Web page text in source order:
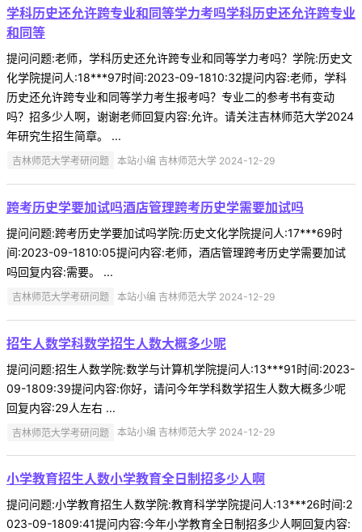
学科历史还允许跨专业和同等学力考吗学科历史还允许跨专业
和同等
提问问题:老师，学科历史还允许跨专业和同等学力考吗？学院:历史文
化学院提问人:18***97时间:2023-09-1810:32提问内容:老师，学科
历史还允许跨专业和同等学力考生报考吗？专业二的参考书有变动
吗？招多少人啊，谢谢老师回复内容:允许。请关注吉林师范大学2024
年研究生招生简章。 ...
吉林师范大学考研问题 本站小编 吉林师范大学 2024-12-29
跨考历史学要加试吗酒店管理跨考历史学需要加试吗
提问问题:跨考历史学要加试吗学院:历史文化学院提问人:17***69时
间:2023-09-1810:05提问内容:老师，酒店管理跨考历史学需要加试
吗回复内容:需要。 ...
吉林师范大学考研问题 本站小编 吉林师范大学 2024-12-29
招生人数学科数学招生人数大概多少呢
提问问题:招生人数学院:数学与计算机学院提问人:13***91时间:2023-
09-1809:39提问内容:你好，请问今年学科数学招生人数大概多少呢
回复内容:29人左右 ...
吉林师范大学考研问题 本站小编 吉林师范大学 2024-12-29
小学教育招生人数小学教育全日制招多少人啊
提问问题:小学教育招生人数学院:教育科学学院提问人:13***26时间:2
023-09-1809:41提问内容:今年小学教育全日制招多少人啊回复内容: